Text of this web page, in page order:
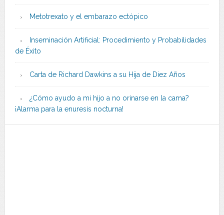
Metotrexato y el embarazo ectópico
Inseminación Artificial: Procedimiento y Probabilidades
de Éxito
Carta de Richard Dawkins a su Hija de Diez Años
¿Cómo ayudo a mi hijo a no orinarse en la cama?
¡Alarma para la enuresis nocturna!